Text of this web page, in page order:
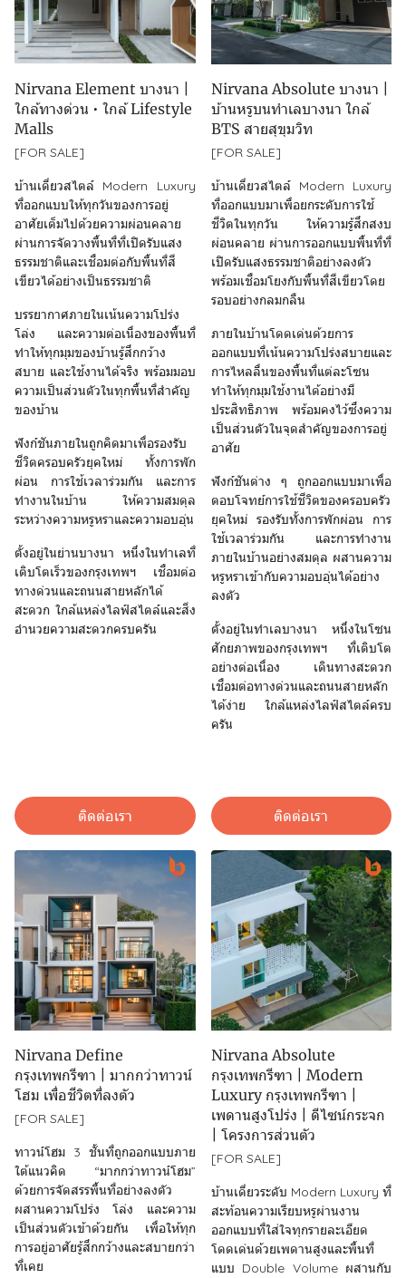
Nirvana Element บางนา |
ใกล้ทางด่วน • ใกล้ Lifestyle
Malls
[FOR SALE]
บ้านเดี่ยวสไตล์ Modern Luxury
ที่ออกแบบให้ทุกวันของการอยู่
อาศัยเต็มไปด้วยความผ่อนคลาย
ผ่านการจัดวางพื้นที่ที่เปิดรับแสง
ธรรมชาติและเชื่อมต่อกับพื้นที่สี
เขียวได้อย่างเป็นธรรมชาติ
บรรยากาศภายในเน้นความโปร่ง
โล่ง และความต่อเนื่องของพื้นที่
ทำให้ทุกมุมของบ้านรู้สึกกว้าง
สบาย และใช้งานได้จริง พร้อมมอบ
ความเป็นส่วนตัวในทุกพื้นที่สำคัญ
ของบ้าน
ฟังก์ชันภายในถูกคิดมาเพื่อรองรับ
ชีวิตครอบครัวยุคใหม่ ทั้งการพัก
ผ่อน การใช้เวลาร่วมกัน และการ
ทำงานในบ้าน ให้ความสมดุล
ระหว่างความหรูหราและความอบอุ่น
ตั้งอยู่ในย่านบางนา หนึ่งในทำเลที่
เติบโตเร็วของกรุงเทพฯ เชื่อมต่อ
ทางด่วนและถนนสายหลักได้
สะดวก ใกล้แหล่งไลฟ์สไตล์และสิ่ง
อำนวยความสะดวกครบครัน
ติดต่อเรา
Nirvana Absolute บางนา |
บ้านหรูบนทำเลบางนา ใกล้
BTS สายสุขุมวิท
[FOR SALE]
บ้านเดี่ยวสไตล์ Modern Luxury
ที่ออกแบบมาเพื่อยกระดับการใช้
ชีวิตในทุกวัน ให้ความรู้สึกสงบ
ผ่อนคลาย ผ่านการออกแบบพื้นที่ที่
เปิดรับแสงธรรมชาติอย่างลงตัว
พร้อมเชื่อมโยงกับพื้นที่สีเขียวโดย
รอบอย่างกลมกลืน
ภายในบ้านโดดเด่นด้วยการ
ออกแบบที่เน้นความโปร่งสบายและ
การไหลลื่นของพื้นที่แต่ละโซน
ทำให้ทุกมุมใช้งานได้อย่างมี
ประสิทธิภาพ พร้อมคงไว้ซึ่งความ
เป็นส่วนตัวในจุดสำคัญของการอยู่
อาศัย
ฟังก์ชันต่าง ๆ ถูกออกแบบมาเพื่อ
ตอบโจทย์การใช้ชีวิตของครอบครัว
ยุคใหม่ รองรับทั้งการพักผ่อน การ
ใช้เวลาร่วมกัน และการทำงาน
ภายในบ้านอย่างสมดุล ผสานความ
หรูหราเข้ากับความอบอุ่นได้อย่าง
ลงตัว
ตั้งอยู่ในทำเลบางนา หนึ่งในโซน
ศักยภาพของกรุงเทพฯ ที่เติบโต
อย่างต่อเนื่อง เดินทางสะดวก
เชื่อมต่อทางด่วนและถนนสายหลัก
ได้ง่าย ใกล้แหล่งไลฟ์สไตล์ครบ
ครัน
ติดต่อเรา
Nirvana Define
กรุงเทพกรีฑา | มากกว่าทาวน์
โฮม เพื่อชีวิตที่ลงตัว
[FOR SALE]
ทาวน์โฮม 3 ชั้นที่ถูกออกแบบภาย
ใต้แนวคิด “มากกว่าทาวน์โฮม”
ด้วยการจัดสรรพื้นที่อย่างลงตัว
ผสานความโปร่ง โล่ง และความ
เป็นส่วนตัวเข้าด้วยกัน เพื่อให้ทุก
การอยู่อาศัยรู้สึกกว้างและสบายกว่า
ที่เคย
Nirvana Absolute
กรุงเทพกรีฑา | Modern
Luxury กรุงเทพกรีฑา |
เพดานสูงโปร่ง | ดีไซน์กระจก
| โครงการส่วนตัว
[FOR SALE]
บ้านเดี่ยวระดับ Modern Luxury ที่
สะท้อนความเรียบหรูผ่านงาน
ออกแบบที่ใส่ใจทุกรายละเอียด
โดดเด่นด้วยเพดานสูงและพื้นที่
แบบ Double Volume ผสานกับ